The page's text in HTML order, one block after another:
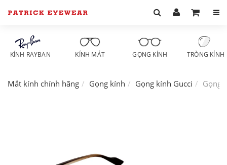
KÍNH RAYBAN KÍNH MÁT GỌNG KÍNH TRÒNG KÍNH
Mắt kính chính hãng Gọng kính Gọng kính Gucci Gọng